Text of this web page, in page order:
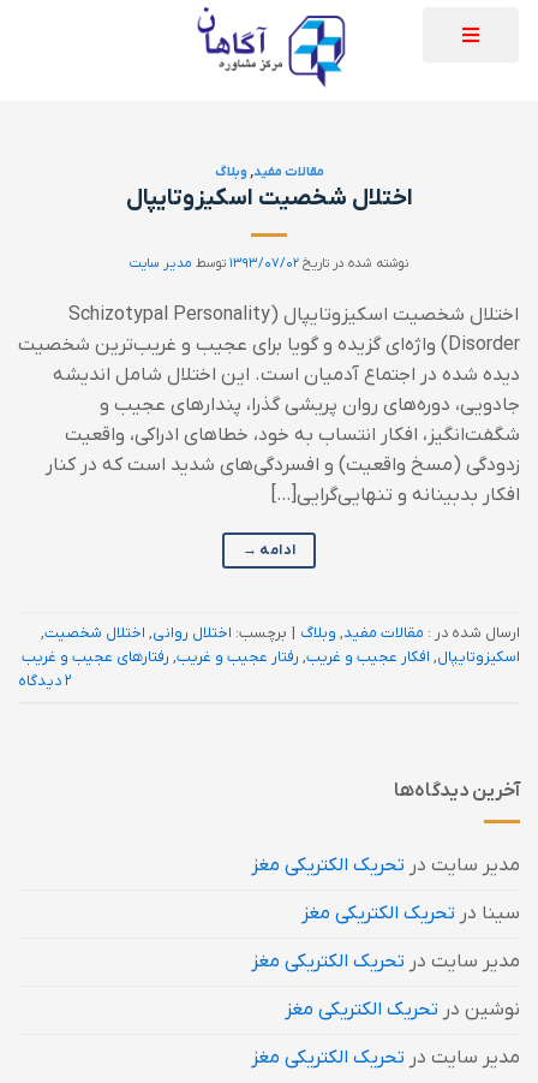
مقالات مفید, وبلاگ
اختلال شخصیت اسکیزوتایپال
نوشته شده در تاریخ ۱۳۹۳/۰۷/۰۲ توسط مدیر سایت
اختلال شخصیت اسکیزوتایپال (Schizotypal Personality
Disorder) واژه‌ای گزیده و گویا برای عجیب و غریب‌ترین شخصیت
دیده شده در اجتماع آدمیان است. این اختلال شامل اندیشه
جادویی، دوره‌های روان پریشی گذرا، پندارهای عجیب و
شگفت‌انگیز، افکار انتساب به خود، خطاهای ادراکی، واقعیت
زدودگی (مسخ واقعیت) و افسردگی‌های شدید است که در کنار
افکار بدبینانه و تنهایی‌گرایی[…]
ادامه →
ارسال شده در : مقالات مفید, وبلاگ | برچسب: اختلال روانی, اختلال شخصیت,
اسکیزوتایپال, افکار عجیب و غریب, رفتار عجیب و غریب, رفتارهای عجیب و غریب
2 دیدگاه
آخرین دیدگاه‌ها
مدیر سایت در تحریک الکتریکی مغز
سینا در تحریک الکتریکی مغز
مدیر سایت در تحریک الکتریکی مغز
نوشین در تحریک الکتریکی مغز
مدیر سایت در تحریک الکتریکی مغز